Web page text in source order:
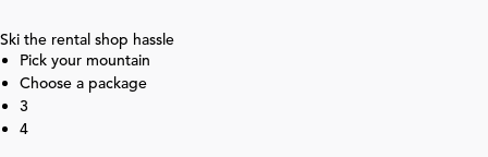
Ski the rental shop hassle
Pick your mountain
Choose a package
3
4